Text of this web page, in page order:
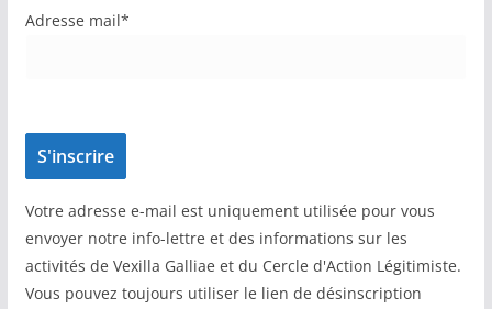
Adresse mail*
Votre adresse e-mail est uniquement utilisée pour vous
envoyer notre info-lettre et des informations sur les
activités de Vexilla Galliae et du Cercle d'Action Légitimiste.
Vous pouvez toujours utiliser le lien de désinscription